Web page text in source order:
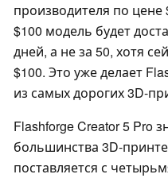
производителя по
$100 модель будет
дней, а не за 50, хотя
$100. Это уже делает
из самых дорогих 3D-
Flashforge Creator 5 Pro
большинства 3D-
поставляется с